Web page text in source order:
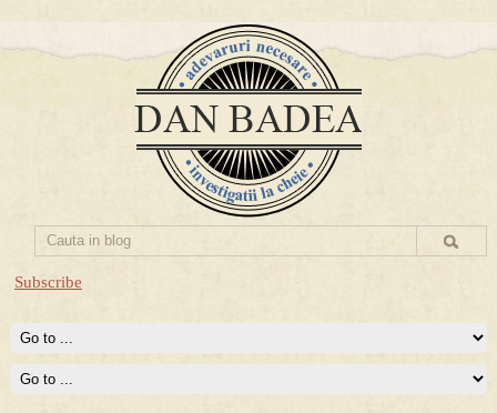
Subscribe
Prima mea carte publicata (Nemira)
Averea Presedintelui: prima lucrare despre controversatele
conturi secrete ale Securitatii.